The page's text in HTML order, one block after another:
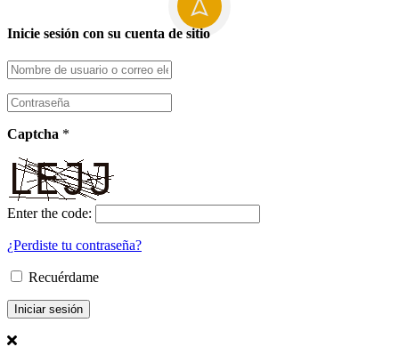
Inicie sesión con su cuenta de sitio
Captcha *
Enter the code:
¿Perdiste tu contraseña?
Recuérdame